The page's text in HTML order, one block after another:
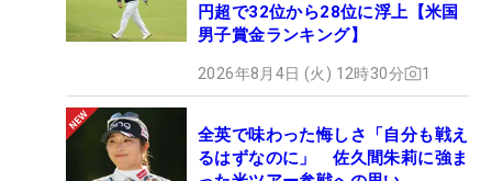
円超で32位から28位に浮上【米国
男子賞金ランキング】
2026年8月4日 (火) 12時30分 1
全英で味わった悔しさ「自分も戦え
るはずなのに」 佐久間朱莉に強ま